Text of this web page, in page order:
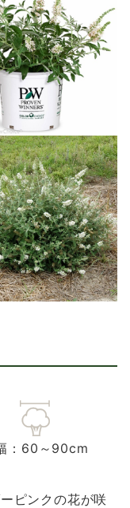
：60～90cm
ピンクの花が咲